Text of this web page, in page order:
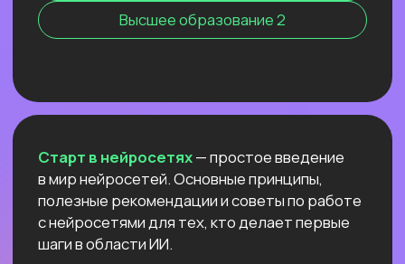
Старт в нейросетях— простое введение
в мир нейросетей. Основные принципы,
полезные рекомендации и советы по работе
с нейросетями для тех, кто делает первые
шаги в области ИИ.
Для детей 8